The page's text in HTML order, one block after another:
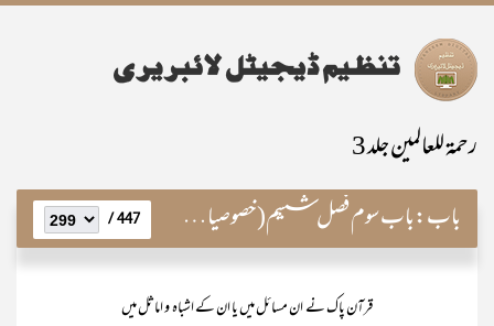
رحمۃ للعالمین جلد 3
باب:باب سوم فصل ششم(خصوصیاتِ قرآن مجید) 447 /
قرآن پاک نے ان مسائل میں یا ان کے اشباہ و اماثل میں